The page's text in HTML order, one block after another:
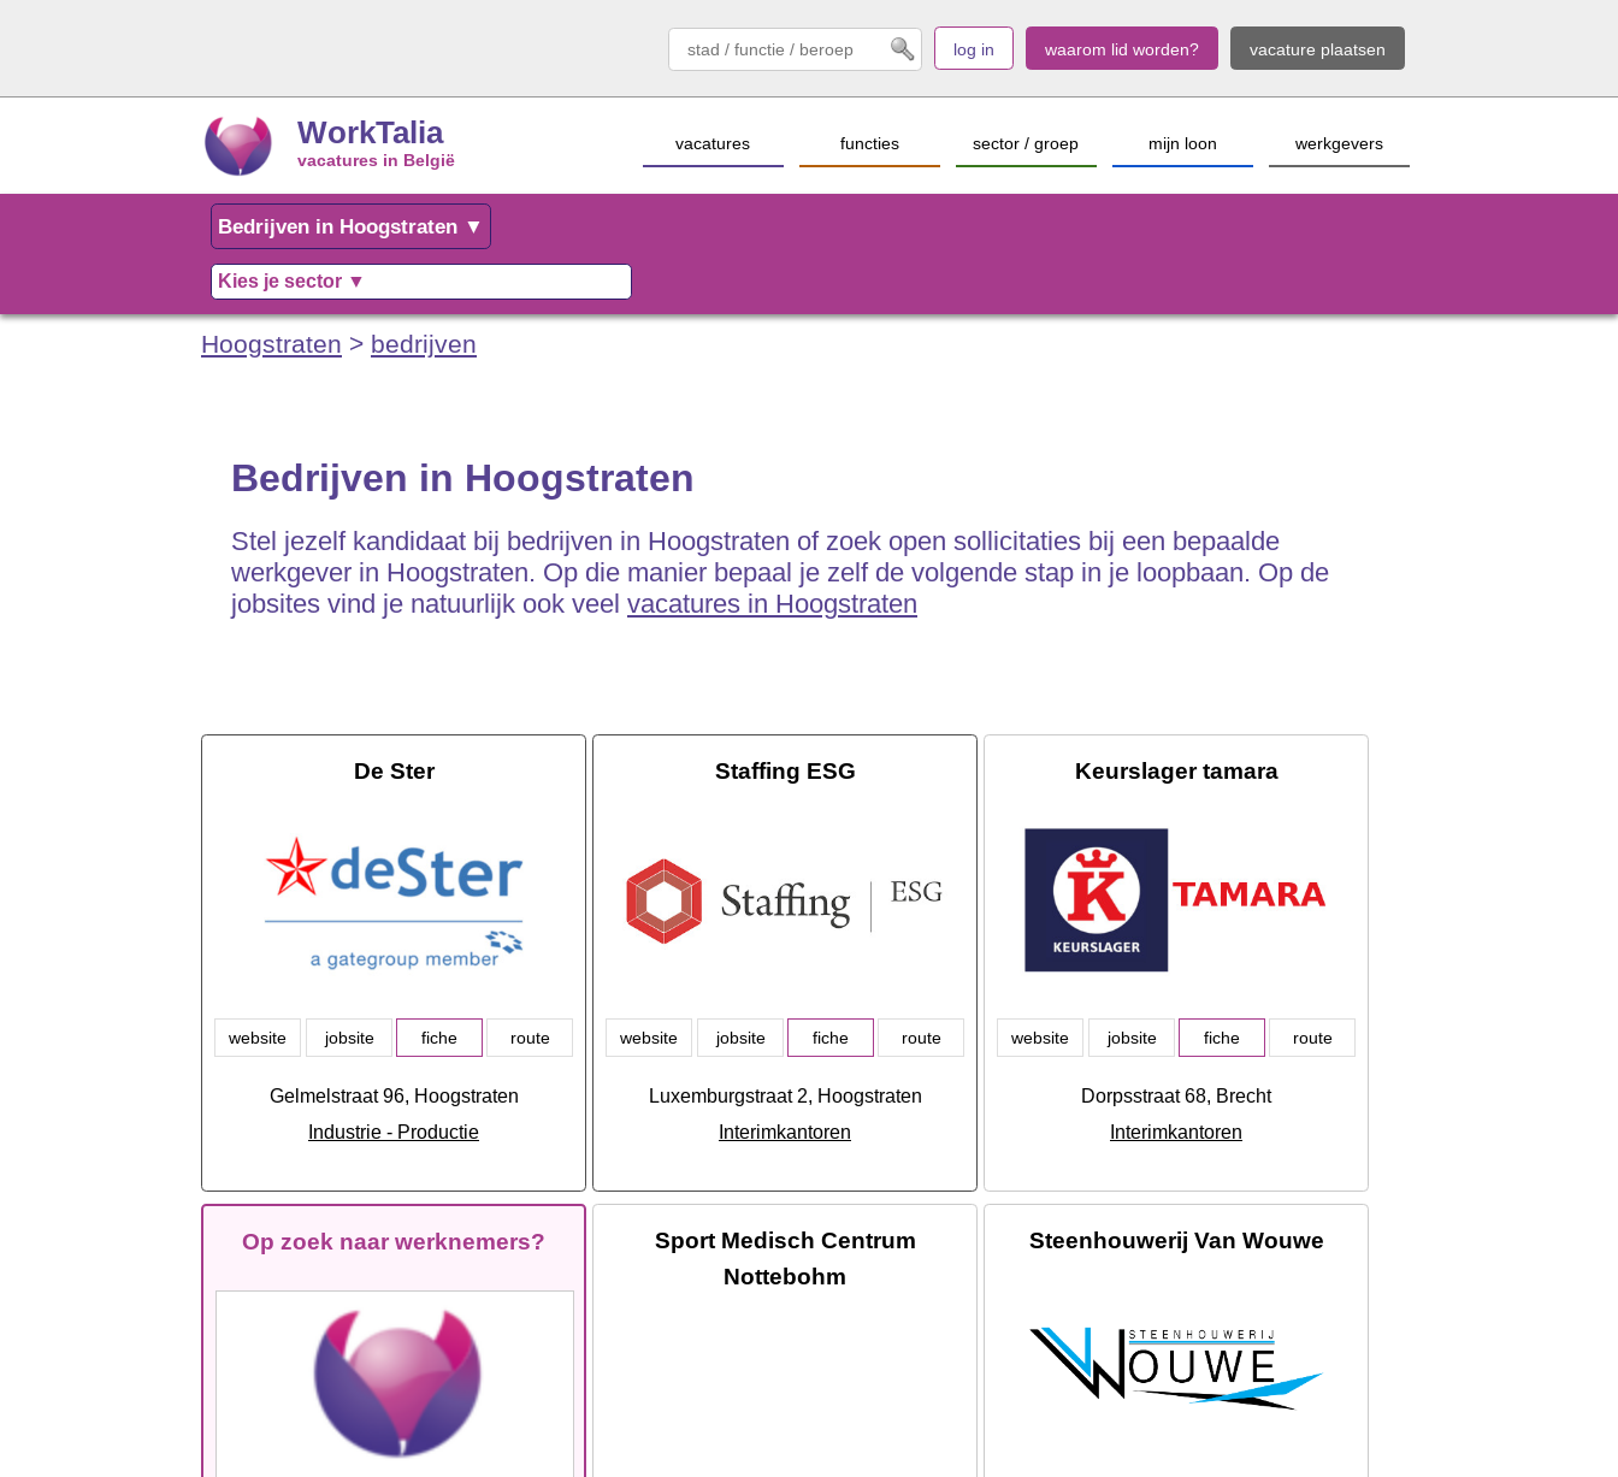
vacature plaatsen
waarom lid worden?
log in
WorkTalia
vacatures in België
werkgevers
mijn loon
sector / groep
functies
vacatures
Hoogstraten > bedrijven
Bedrijven in Hoogstraten
Stel jezelf kandidaat bij bedrijven in Hoogstraten of zoek open sollicitaties bij een bepaalde
werkgever in Hoogstraten. Op die manier bepaal je zelf de volgende stap in je loopbaan. Op de
jobsites vind je natuurlijk ook veel vacatures in Hoogstraten
De Ster
website jobsite fiche route
Gelmelstraat 96, Hoogstraten
Industrie - Productie
Staffing ESG
website jobsite fiche route
Luxemburgstraat 2, Hoogstraten
Interimkantoren
Keurslager tamara
website jobsite fiche route
Dorpsstraat 68, Brecht
Interimkantoren
Op zoek naar werknemers?
Sport Medisch Centrum
Nottebohm
Steenhouwerij Van Wouwe